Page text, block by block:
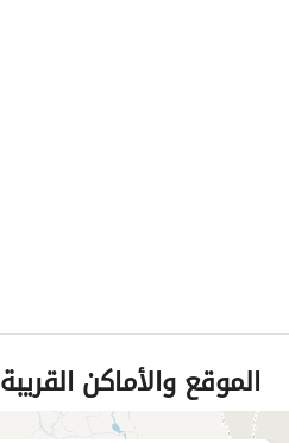
الموقع والأماكن القريبة